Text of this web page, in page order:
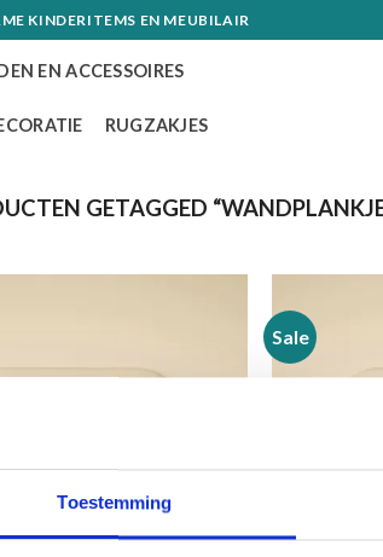
Toestemming
KINDERITEMS EN MEUBILAIR
EN ACCESSOIRES
RUGZAKJES
GETAGGED
Toevoegen
Sale